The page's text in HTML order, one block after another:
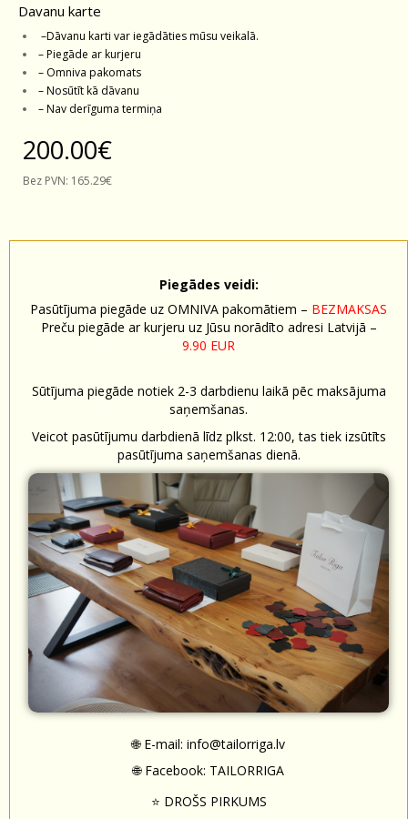
Davanu karte
–Dāvanu karti var iegādāties mūsu veikalā.
– Piegāde ar kurjeru
– Omniva pakomats
– Nosūtīt kā dāvanu
– Nav derīguma termiņa
200.00€
Bez PVN: 165.29€
Piegādes veidi:
Pasūtījuma piegāde uz OMNIVA pakomātiem – BEZMAKSAS
Preču piegāde ar kurjeru uz Jūsu norādīto adresi Latvijā –
9.90 EUR
Sūtījuma piegāde notiek 2-3 darbdienu laikā pēc maksājuma
saņemšanas.
Veicot pasūtījumu darbdienā līdz plkst. 12:00, tas tiek izsūtīts
pasūtījuma saņemšanas dienā.
🌐 E-mail: info@tailorriga.lv
🌐 Facebook: TAILORRIGA
⭐ DROŠS PIRKUMS